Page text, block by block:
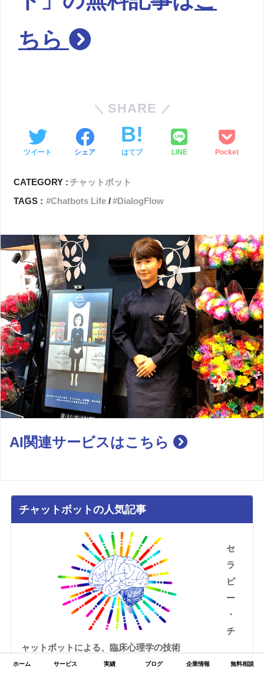
ちら
SHARE
ツイート シェア はてブ LINE Pocket
CATEGORY : チャットボット
TAGS :
Chatbots Life DialogFlow
AI関連サービスはこちら
チャットボットの人気記事
セ
ラ
ピ
ー
・
チ
ャットボットによる、臨床心理学の技術
ホーム サービス 実績 ブログ 企業情報 無料相談